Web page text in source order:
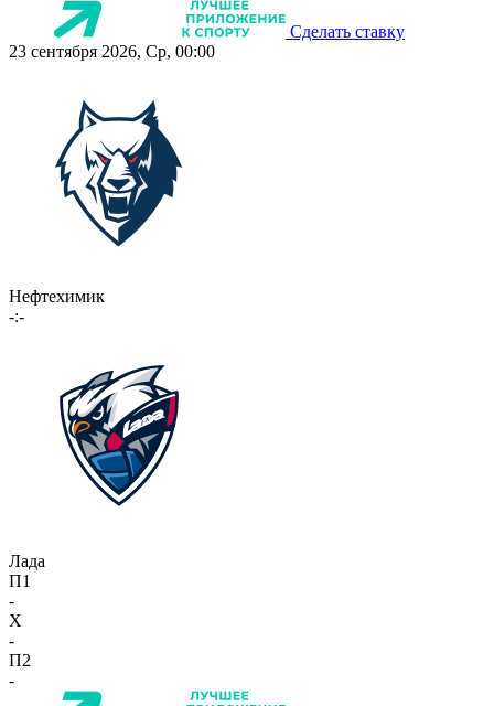
Сделать ставку
23 сентября 2026, Ср, 00:00
Нефтехимик
-:-
Лада
П1
-
X
-
П2
-